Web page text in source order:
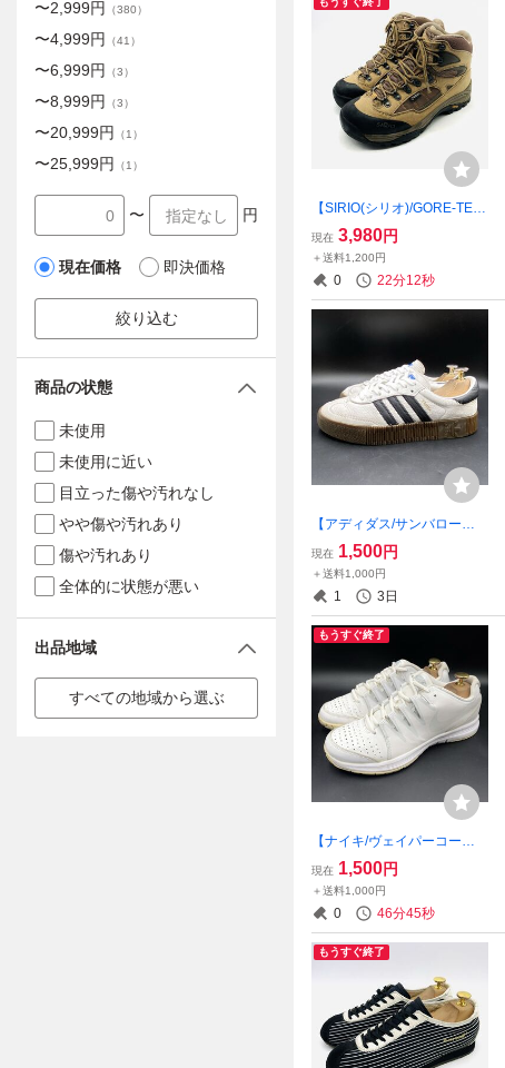
【SIRIO(シリオ)/GORE-TEX
搭載】高級天然皮革スエード
トレッキングブーツ！登山
靴/ベージュ/ビブラムソール/
25cm/衝撃プライス！7/19
現在 3,980円
＋送料1,200円
0 22分11秒
【アディダス/サンバローズ
W】高級天然皮革レザースニ
ーカー！ホワイト/ブラック/
ガムソール/24cm/衝衝撃プラ
イス！2018年限定モデル！8/
6
現在 1,500円
＋送料1,000円
1 3日
もうすぐ終了
【ナイキ/ヴェイパーコート
W/631713-106】高級テニス
シューズ！ホワイト/メタリ
ックプラチナム/25.5cm/衝撃
プライス！アスリート待望 7/
28
現在 1,500円
＋送料1,000円
0 46分44秒
もうすぐ終了
〜2,999円 （380）
〜4,999円 （41 ）
〜6,999円 （3）
〜8,999円 （3）
〜20,999円 （1 ）
〜25,999円 （1 ）
〜 円
現在価格 即決価格
絞り込む
商品の状態
未使用
未使用に近い
目立った傷や汚れなし
やや傷や汚れあり
傷や汚れあり
全体的に状態が悪い
出品地域
すべての地域から選ぶ